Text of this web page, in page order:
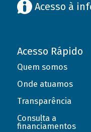
Acesso à
Acesso Rápido
Quem somos
Onde atuamos
Transparência
Consulta a
financiamentos